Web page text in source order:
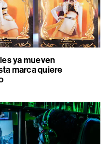
ya mueven
marca quiere